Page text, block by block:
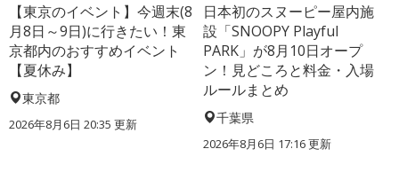
【東京のイベント】今週末(8
月8日～9日)に行きたい！東
京都内のおすすめイベント
【夏休み】
東京都
2026年8月6日 20:35 更新
日本初のスヌーピー屋内施
設「SNOOPY Playful
PARK」が8月10日オープ
ン！見どころと料金・入場
ルールまとめ
千葉県
2026年8月6日 17:16更新